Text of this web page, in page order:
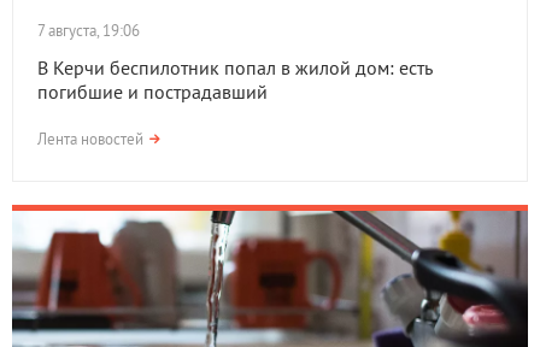
7 августа, 19:06
В Керчи беспилотник попал в жилой дом: есть
погибшие и пострадавший
Лента новостей